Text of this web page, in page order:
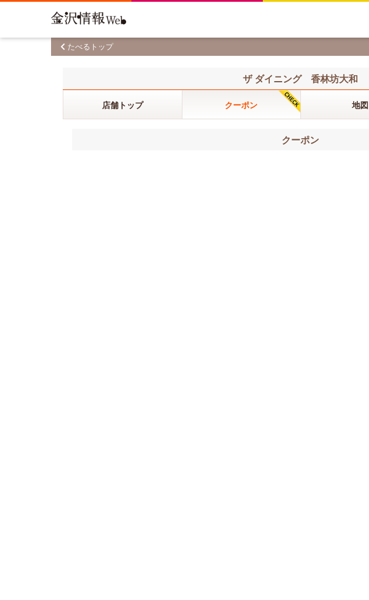
たべるトップ
ザ ダイニング 香林坊大和
店舗トップ クーポン 地図
クーポン